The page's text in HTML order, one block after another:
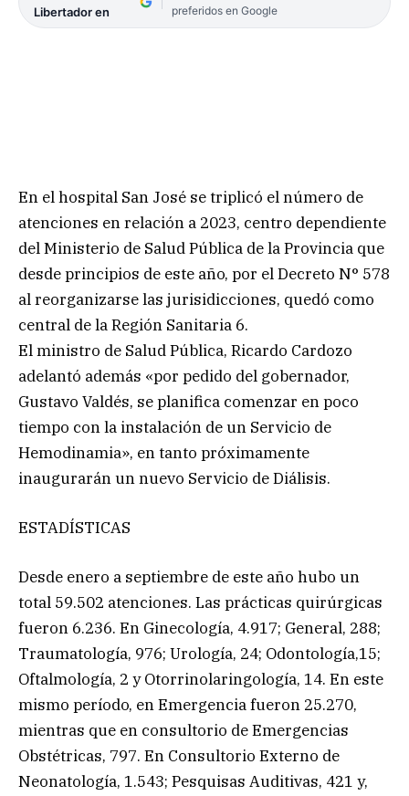
Libertador en
preferidos en Google
En el hospital San José se triplicó el número de
atenciones en relación a 2023, centro dependiente
del Ministerio de Salud Pública de la Provincia que
desde principios de este año, por el Decreto N° 578
al reorganizarse las jurisidicciones, quedó como
central de la Región Sanitaria 6.
El ministro de Salud Pública, Ricardo Cardozo
adelantó además «por pedido del gobernador,
Gustavo Valdés, se planifica comenzar en poco
tiempo con la instalación de un Servicio de
Hemodinamia», en tanto próximamente
inaugurarán un nuevo Servicio de Diálisis.
ESTADÍSTICAS
Desde enero a septiembre de este año hubo un
total 59.502 atenciones. Las prácticas quirúrgicas
fueron 6.236. En Ginecología, 4.917; General, 288;
Traumatología, 976; Urología, 24; Odontología,15;
Oftalmología, 2 y Otorrinolaringología, 14. En este
mismo período, en Emergencia fueron 25.270,
mientras que en consultorio de Emergencias
Obstétricas, 797. En Consultorio Externo de
Neonatología, 1.543; Pesquisas Auditivas, 421 y,